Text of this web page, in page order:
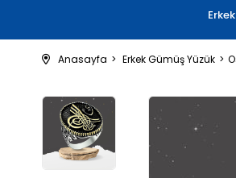
Anasayfa Erkek Gümüş Yüzük